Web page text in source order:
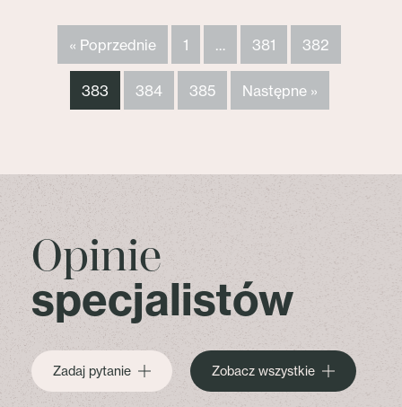
« Poprzednie 1 … 381 382
383 384 385 Następne »
Opinie
specjalistów
Zadaj pytanie Zobacz wszystkie